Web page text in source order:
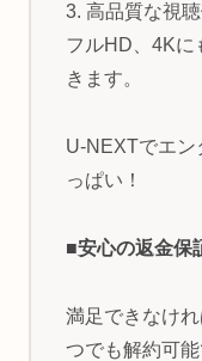
3. 高品質な視
フルHD、4Kに
きます。
U-NEXTでエン
っぱい！
■安心の返金保
満足できなけ
つでも解約可能